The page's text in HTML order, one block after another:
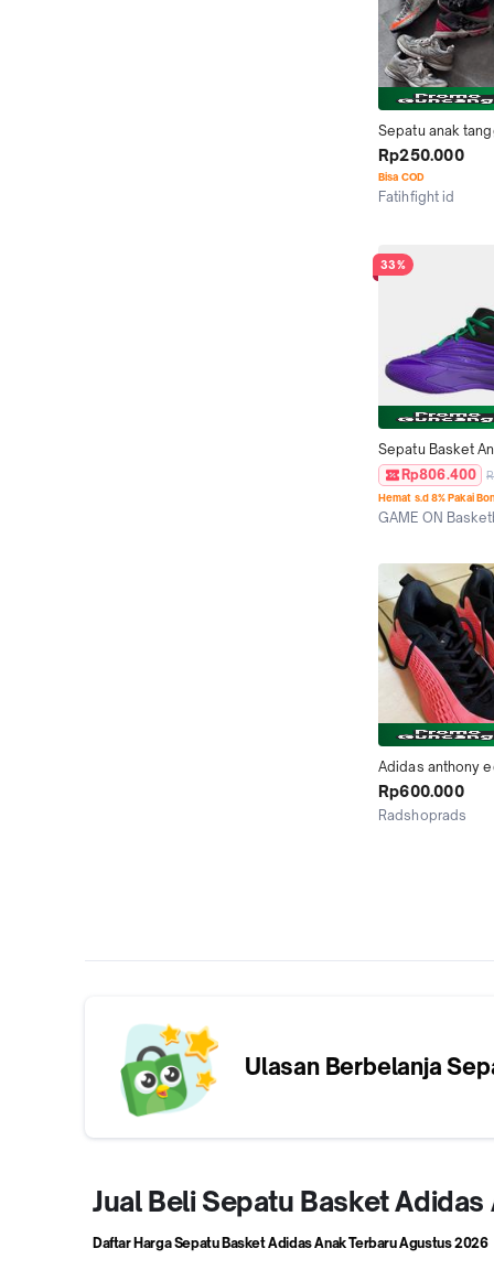
Sepatu anak
remaja new
nike 990 v4 mini
futsal basket
leather
Rp250.000
Bisa COD
Fatihfight id
33%
Sepatu Basket
ADIDAS Dame 10
Black JP8636
Rp806.400
Hemat s.d 8% Pakai
GAME ON
Adidas anthony
kids ( sepatu
Rp600.000
Radshoprads
Ulasan Berbelanja
Jual Beli Sepatu Basket
Daftar Harga Sepatu Basket Adidas Anak TerbaruAgustus 2026